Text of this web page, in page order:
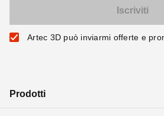
Artec 3D può inviarmi offerte e
Prodotti